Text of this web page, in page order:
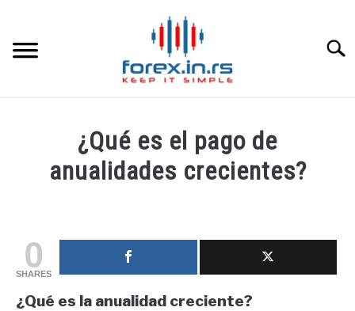
content
HOME ESPAÑOLA
LA INVERSIÓN
PAMM
¿Qué es el pago de
anualidades crecientes?
in
financiera
0
SHARES
¿Qué es la anualidad creciente?